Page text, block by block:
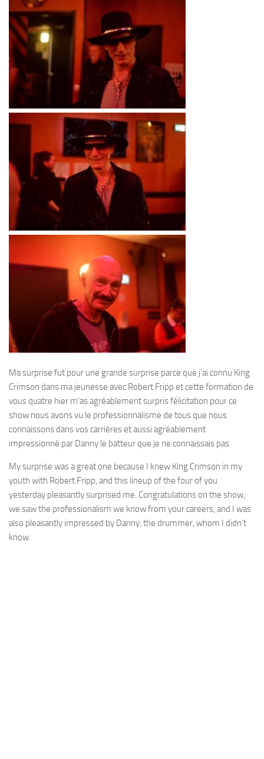
Ma surprise fut pour une grande surprise parce que j’ai connu King
Crimson dans ma jeunesse avec Robert Fripp et cette formation de
vous quatre hier m’as agréablement surpris félicitation pour ce
show nous avons vu le professionnalisme de tous que nous
connaissons dans vos carrières et aussi agréablement
impressionné par Danny le batteur que je ne connaissais pas
My surprise was a great one because I knew King Crimson in my
youth with Robert Fripp, and this lineup of the four of you
yesterday pleasantly surprised me. Congratulations on the show;
we saw the professionalism we know from your careers, and I was
also pleasantly impressed by Danny, the drummer, whom I didn’t
know.